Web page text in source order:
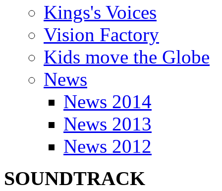
Kings's Voices
Vision Factory
Kids move the Globe
News
News 2014
News 2013
News 2012
SOUNDTRACK